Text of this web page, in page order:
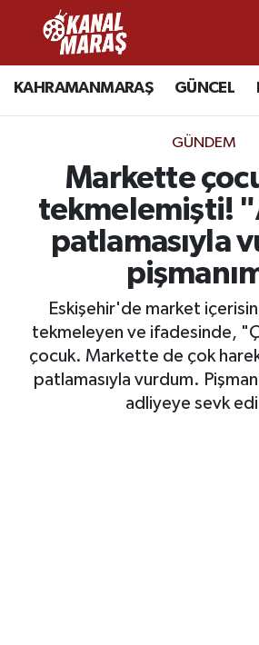
KAHRAMANMARAŞ GÜNCEL
GÜNDEM
Markette
tekmelemişti!
patlamasıyla
Eskişehir'de market
tekmeleyen ve ifadesinde,
çocuk. Markette de çok
patlamasıyla vurdum.
adliyeye sevk
CANLI YAYIN
KAHRAMANMARAŞ
SPOR
SİYASET
EKONOMİ
GÜNDEM
MAGAZİN
Kahramanmaraş Nöbetçi
Kahramanmaraş Hava
Kahramanmaraş Trafik
Süper Lig Puan Durumu ve
Tüm Manşetler
Son Dakika Haberleri
Haber Arşivi